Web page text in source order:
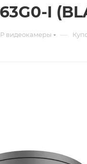
I
видеокамеры —